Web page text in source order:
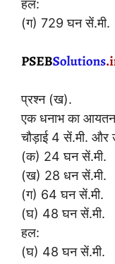
हल:
(ग) 729 घन सें.मी.
प्रश्न (ख).
एक धनाभ का आयतन
चौड़ाई 4 सें.मी. और
(क) 24 घन सें.मी.
(ख) 28 धन सें.मी.
(ग) 64 घन सें.मी.
(घ) 48 घन सें.मी.
हल:
(घ) 48 घन सें.मी.